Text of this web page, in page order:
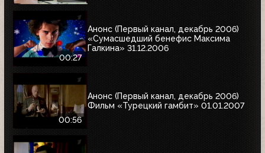
00:27
Анонс (Первый канал, декабрь 2006)
«Сумасшедший бенефис Максима
Галкина» 31.12.2006
00:56
Анонс (Первый канал, декабрь 2006)
Фильм «Турецкий гамбит» 01.01.2007